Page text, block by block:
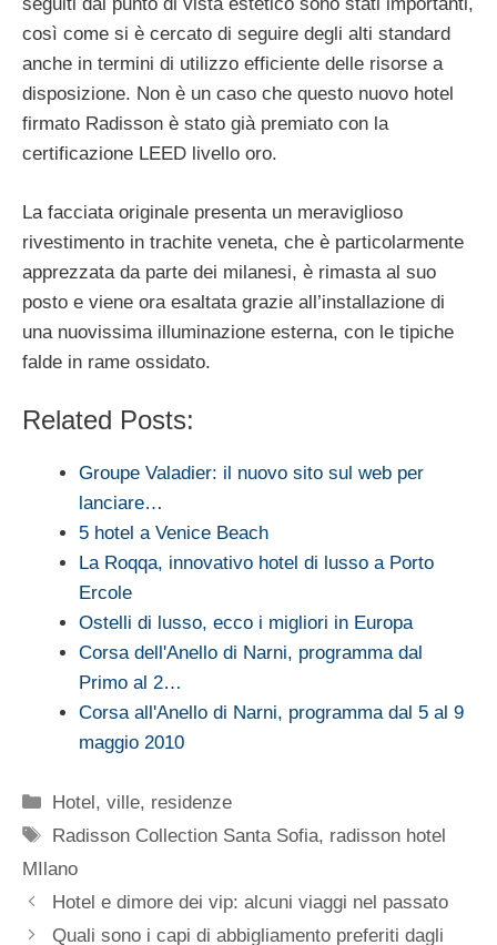
seguiti dal punto di vista estetico sono stati importanti,
così come si è cercato di seguire degli alti standard
anche in termini di utilizzo efficiente delle risorse a
disposizione. Non è un caso che questo nuovo hotel
firmato Radisson è stato già premiato con la
certificazione LEED livello oro.
La facciata originale presenta un meraviglioso
rivestimento in trachite veneta, che è particolarmente
apprezzata da parte dei milanesi, è rimasta al suo
posto e viene ora esaltata grazie all’installazione di
una nuovissima illuminazione esterna, con le tipiche
falde in rame ossidato.
Related Posts:
Groupe Valadier: il nuovo sito sul web per
lanciare…
5 hotel a Venice Beach
La Roqqa, innovativo hotel di lusso a Porto
Ercole
Ostelli di lusso, ecco i migliori in Europa
Corsa dell'Anello di Narni, programma dal
Primo al 2…
Corsa all'Anello di Narni, programma dal 5 al 9
maggio 2010
Categorie
Hotel, ville, residenze
Tag
Radisson Collection Santa Sofia, radisson hotel
MIlano
Hotel e dimore dei vip: alcuni viaggi nel passato
Quali sono i capi di abbigliamento preferiti dagli